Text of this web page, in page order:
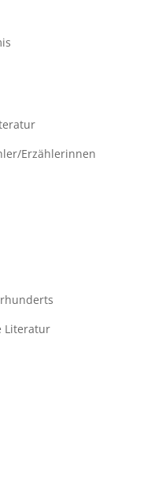
Erzählerinnen
Literatur